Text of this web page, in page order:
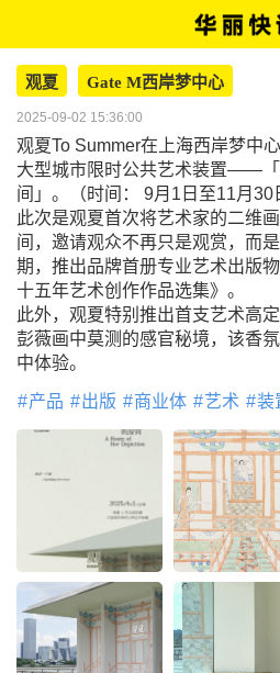
观夏 Gate M西岸梦中心
2025-09-02 15:36:00
观夏To Summer在上海西岸梦中
大型城市限时公共艺术装置——「
间」。（时间： 9月1日至11月30
此次是观夏首次将艺术家的二维
间，邀请观众不再只是观赏，而
期，推出品牌首册专业艺术出版
十五年艺术创作作品选集》。
此外，观夏特别推出首支艺术高
彭薇画中莫测的感官秘境，该香
中体验。
产品 出版 商业体 艺术 装